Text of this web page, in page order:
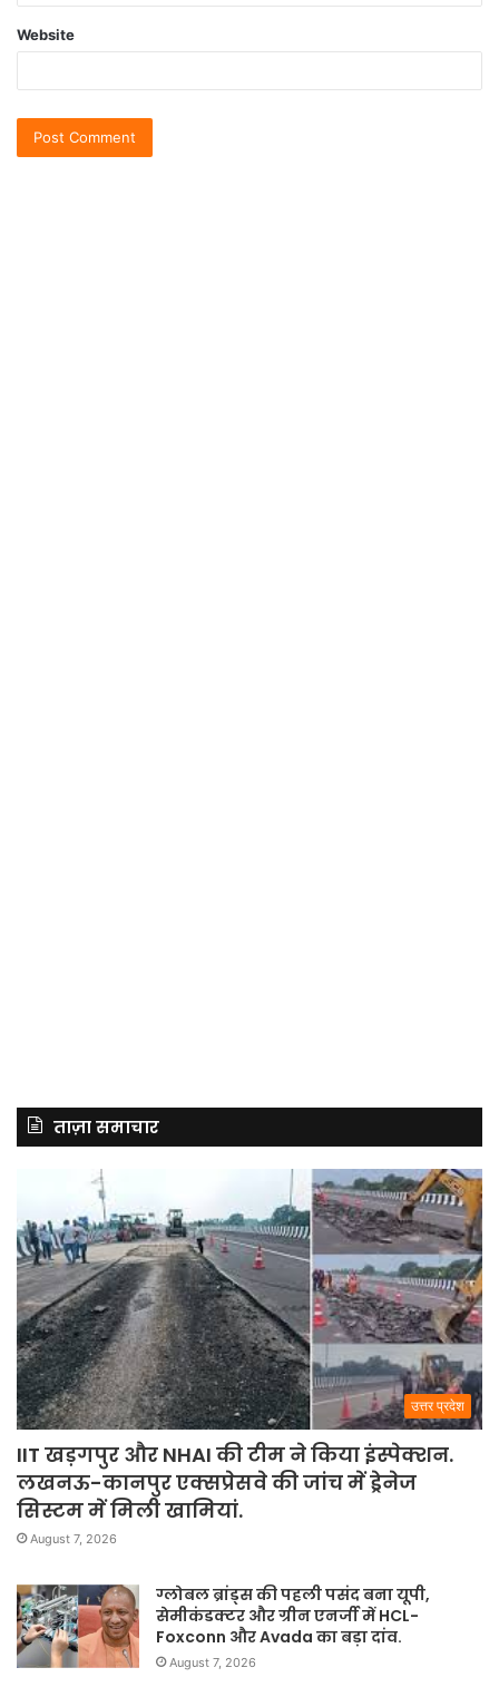
Website
ताज़ा समाचार
उत्तर प्रदेश
IIT खड़गपुर और NHAI की टीम ने किया इंस्पेक्शन.
लखनऊ-कानपुर एक्सप्रेसवे की जांच में ड्रेनेज
सिस्टम में मिली खामियां.
August 7, 2026
ग्लोबल ब्रांड्स की पहली पसंद बना यूपी,
सेमीकंडक्टर और ग्रीन एनर्जी में HCL-
Foxconn और Avada का बड़ा दांव.
August 7, 2026